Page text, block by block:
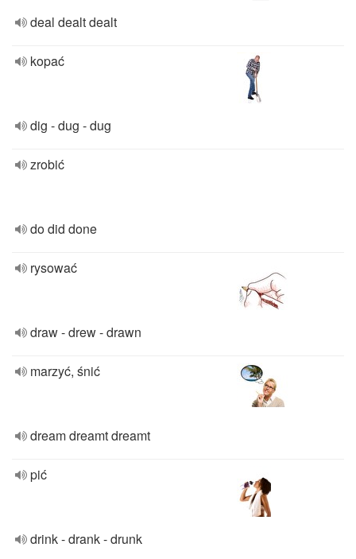
deal dealt dealt
kopać
dig - dug - dug
zrobić
do did done
rysować
draw - drew - drawn
marzyć, śnić
dream dreamt dreamt
pić
drink - drank - drunk